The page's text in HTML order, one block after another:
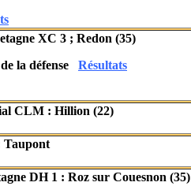
XC 3 ; Redon (35)
la défense Résultats
CLM : Hillion (22)
Taupont
DH 1 : Roz sur Couesnon (35)